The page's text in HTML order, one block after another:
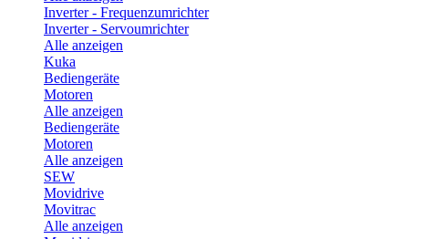
Inverter - Frequenzumrichter
Inverter - Servoumrichter
Alle anzeigen
Kuka
Bediengeräte
Motoren
Alle anzeigen
Bediengeräte
Motoren
Alle anzeigen
SEW
Movidrive
Movitrac
Alle anzeigen